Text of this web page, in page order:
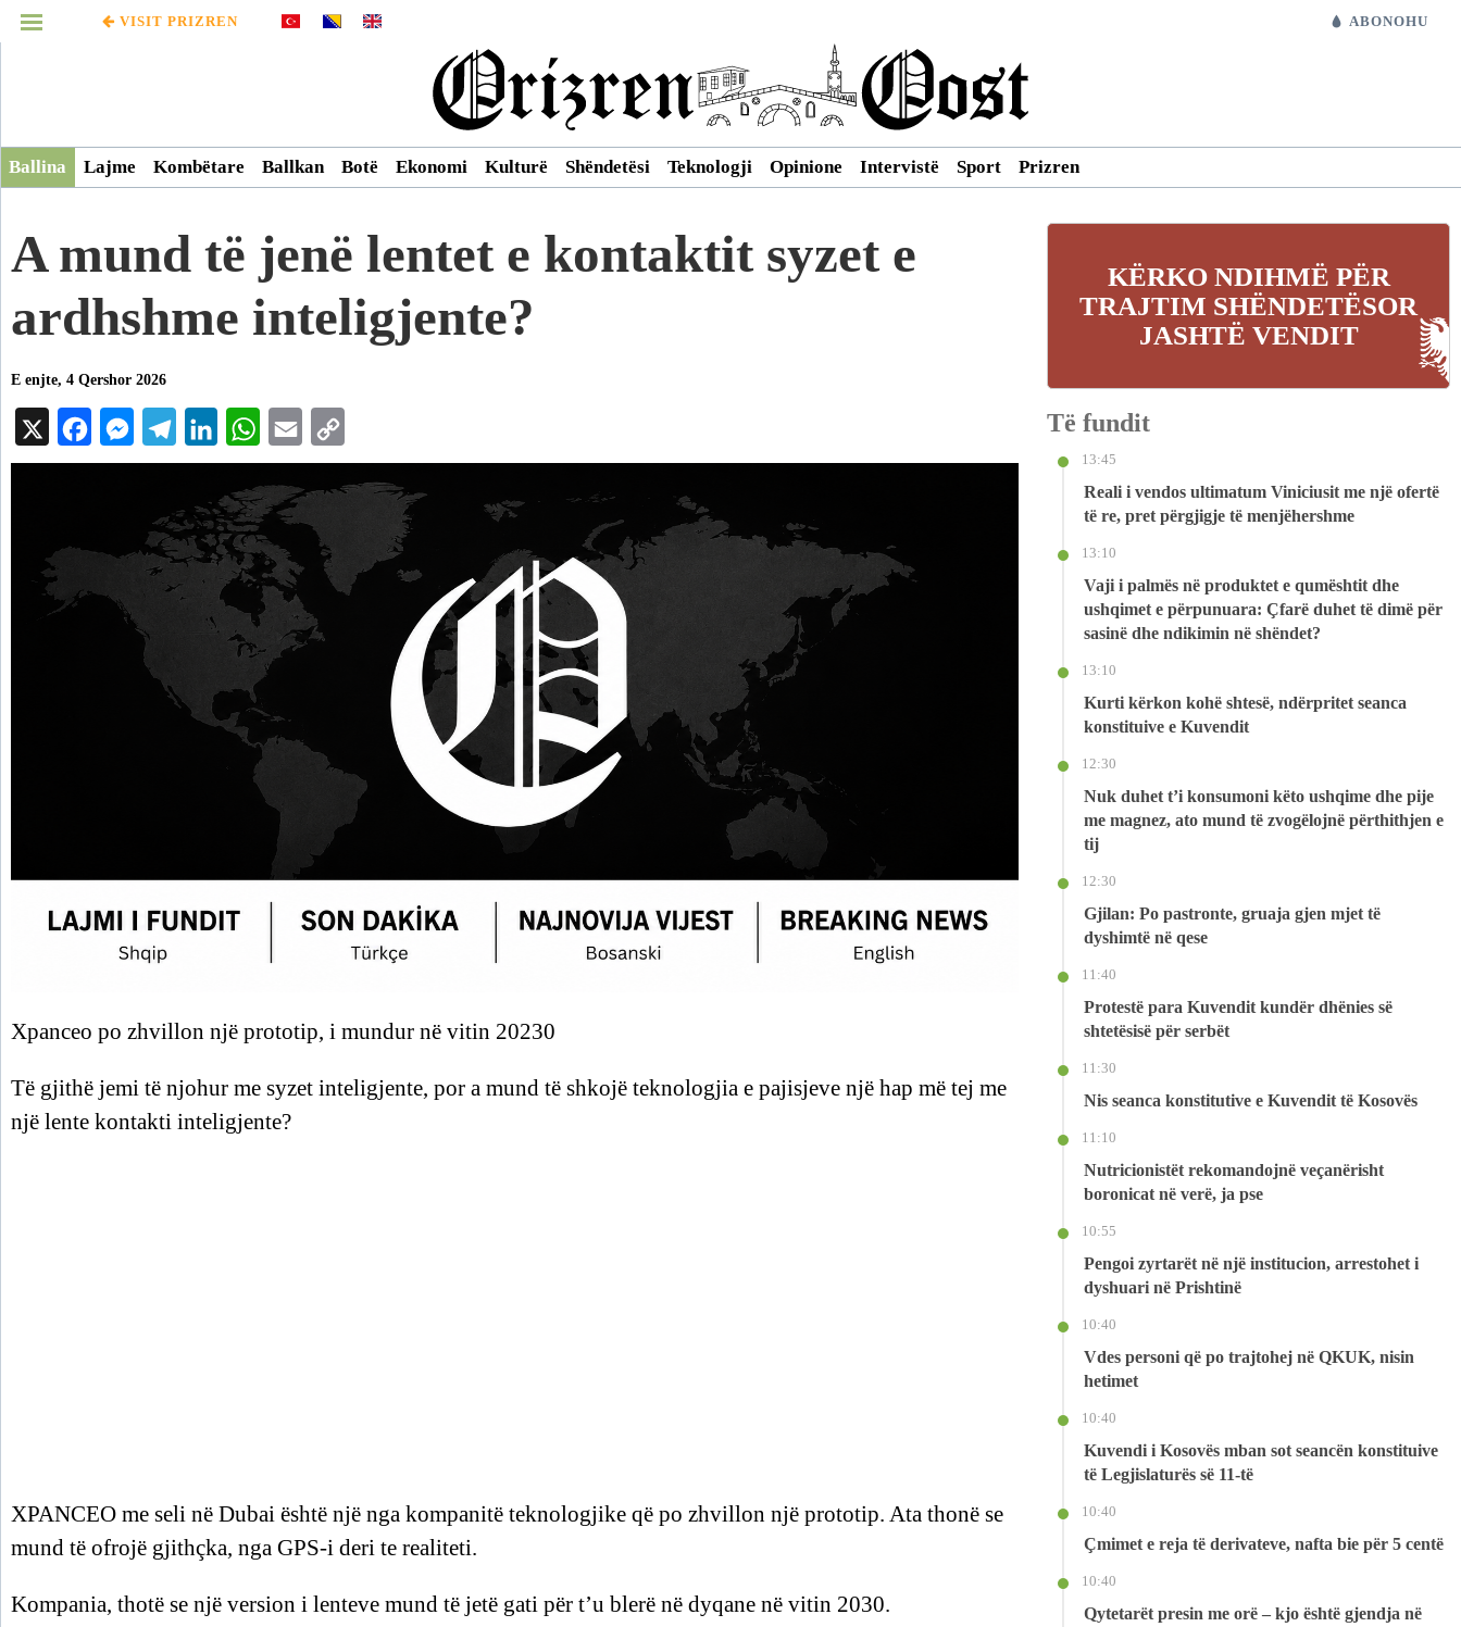
Infografikë
Video
Arkiv
VISIT PRIZREN ABONOHU
Ballina Lajme Kombëtare Ballkan Botë Ekonomi Kulturë Shëndetësi Teknologji Opinione Intervistë Sport Prizren
A mund të jenë lentet e kontaktit syzet e
ardhshme inteligjente?
E enjte, 4 Qershor 2026
Facebook Messenger Telegram LinkedIn
Xpanceo po zhvillon një prototip, i mundur në vitin 20230
Të gjithë jemi të njohur me syzet inteligjente, por a mund të shkojë teknologjia e pajisjeve një hap më tej me
një lente kontakti inteligjente?
XPANCEO me seli në Dubai është një nga kompanitë teknologjike që po zhvillon një prototip. Ata thonë se
mund të ofrojë gjithçka, nga GPS-i deri te realiteti.
Kompania, thotë se një version i lenteve mund të jetë gati për t’u blerë në dyqane në vitin 2030.
KËRKO NDIHMË PËR
TRAJTIM SHËNDETËSOR
JASHTË VENDIT
Të fundit
13:45
Reali i vendos ultimatum Viniciusit me një ofertë
të re, pret përgjigje të menjëhershme
13:10
Vaji i palmës në produktet e qumështit dhe
ushqimet e përpunuara: Çfarë duhet të dimë për
sasinë dhe ndikimin në shëndet?
13:10
Kurti kërkon kohë shtesë, ndërpritet seanca
konstituive e Kuvendit
12:30
Nuk duhet t’i konsumoni këto ushqime dhe pije
me magnez, ato mund të zvogëlojnë përthithjen e
tij
12:30
Gjilan: Po pastronte, gruaja gjen mjet të
dyshimtë në qese
11:40
Protestë para Kuvendit kundër dhënies së
shtetësisë për serbët
11:30
Nis seanca konstitutive e Kuvendit të Kosovës
11:10
Nutricionistët rekomandojnë veçanërisht
boronicat në verë, ja pse
10:55
Pengoi zyrtarët në një institucion, arrestohet i
dyshuari në Prishtinë
10:40
Vdes personi që po trajtohej në QKUK, nisin
hetimet
10:40
Kuvendi i Kosovës mban sot seancën konstituive
të Legjislaturës së 11-të
10:40
Çmimet e reja të derivateve, nafta bie për 5 centë
10:40
Qytetarët presin me orë – kjo është gjendja në